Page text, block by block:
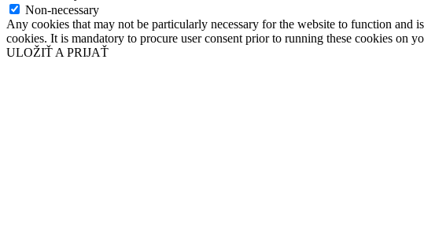
Non-necessary
Any cookies that may not be particularly necessary for the website to function and
cookies. It is mandatory to procure user consent prior to running these cookies on
ULOŽIŤ A PRIJAŤ